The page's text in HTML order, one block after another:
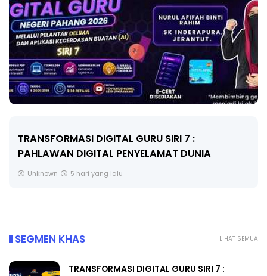
GURU SIRI 7 :
DUNIA
MAJLIS ANUGERAH FFK
PENDIDIKAN - FLeP)
LIHAT SEMUA
SEGMEN KHAS
TRANSFORMASI DIGITAL GURU SIRI 7 :